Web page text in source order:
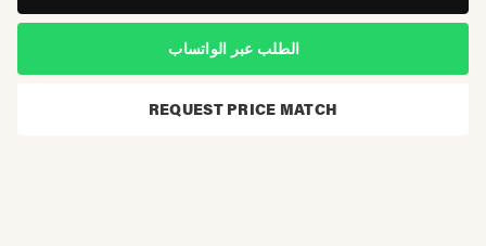
الطلب عبر الواتساب
REQUEST PRICE MATCH